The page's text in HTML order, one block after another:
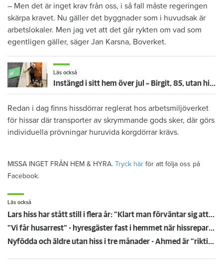
– Men det är inget krav från oss, i så fall måste regeringen
skärpa kravet. Nu gäller det byggnader som i huvudsak är
arbetslokaler. Men jag vet att det går rykten om vad som
egentligen gäller, säger Jan Karsna, Boverket.
Läs också
Instängd i sitt hem över jul – Birgit, 85, utan hiss i över en månad
Redan i dag finns hissdörrar reglerat hos arbetsmiljöverket
för hissar där transporter av skrymmande gods sker, där görs
individuella prövningar huruvida korgdörrar krävs.
MISSA INGET FRÅN HEM & HYRA. Tryck här för att följa oss på
Facebook.
Läs också
Lars hiss har stått still i flera år: "Klart man förväntar sig att en hiss ska fungera om det finns en"
"Vi får husarrest" - hyresgäster fast i hemmet när hissreparationer tar tid
Nyfödda och äldre utan hiss i tre månader - Ahmed är "riktigt förbannad"